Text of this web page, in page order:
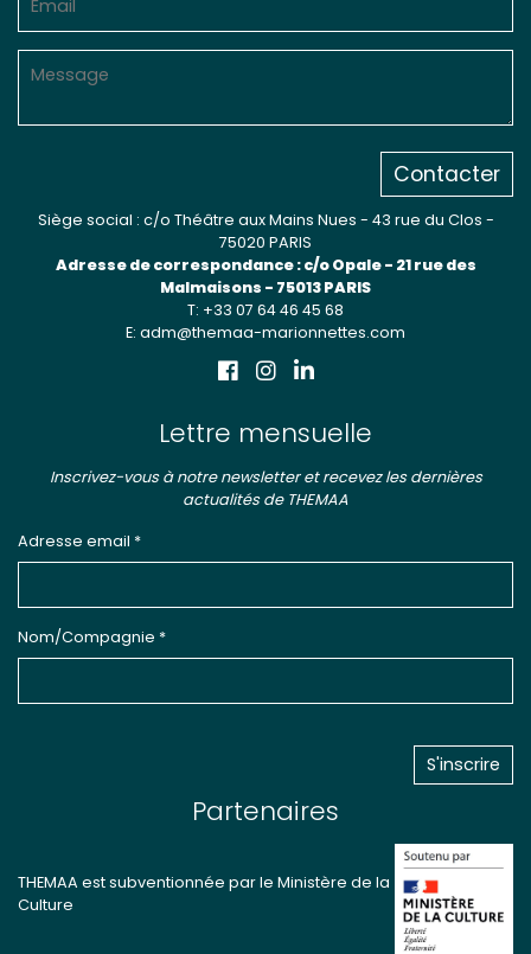
Contacter
Siège social : c/o Théâtre aux Mains Nues - 43 rue du Clos -
75020 PARIS
Adresse de correspondance : c/o Opale - 21 rue des
Malmaisons - 75013 PARIS
T: +33 07 64 46 45 68
E: adm@themaa-marionnettes.com
Lettre mensuelle
Inscrivez-vous à notre newsletter et recevez les dernières
actualités de THEMAA
Adresse email *
Nom/Compagnie *
Partenaires
THEMAA est subventionnée par le Ministère de la
Culture